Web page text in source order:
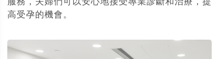
高受孕的機會。